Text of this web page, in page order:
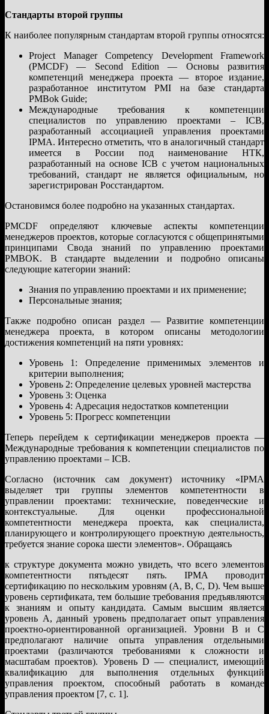
Стандарты второй группы
К наиболее популярным стандартам второй группы относятся:
Project Manager Competency Development Framework
(PMCDF) — Second Edition — Основы развития
компетенций менеджера проекта — второе издание,
разработанное институтом PMI на базе стандарта
PMBok Guide;
Международные требования к компетенции
специалистов по управлению проектами – ICB,
разработанный ассоциацией управления проектами
IPMA. Интересно отметить, что в аналогичный стандарт
имеется в России под наименование НТК,
разработанный на основе ICB с учетом национальных
требований, стандарт не является официальным, но
зарегистрирован Росстандартом.
Остановимся более подробно на указанных стандартах.
PMCDF определяют ключевые аспекты компетенции
менеджеров проектов, которые согласуются с общепринятыми
принципами Свода знаний по управлению проектами
PMBOK. В стандарте выделении и подробно описаны
следующие категории знаний:
Знания по управлению проектами и их применение;
Персональные знания;
Также подробно описан раздел — Развитие компетенции
менеджера проекта, в котором описаны методологии
достижения компетенций на пяти уровнях:
Уровень 1: Определение применимых элементов и
критерии выполнения;
Уровень 2: Определение целевых уровней мастерства
Уровень 3: Оценка
Уровень 4: Адресация недостатков компетенции
Уровень 5: Прогресс компетенции
Теперь перейдем к сертификации менеджеров проекта —
Международные требования к компетенции специалистов по
управлению проектами – ICB.
Согласно (источник сам документ) источнику «IPMA
выделяет три группы элементов компетентности в
управлении проектами: технические, поведенческие и
контекстуальные. Для оценки профессиональной
компетентности менеджера проекта, как специалиста,
планирующего и контролирующего проектную деятельность,
требуется знание сорока шести элементов». Обращаясь
к структуре документа можно увидеть, что всего элементов
компетентности пятьдесят пять. IPMA проводит
сертификацию по нескольким уровням (A, B, C, D). Чем выше
уровень сертификата, тем большие требования предъявляются
к знаниям и опыту кандидата. Самым высшим является
уровень A, данный уровень предполагает опыт управления
проектно-ориентированной организацией. Уровни B и C
предполагают наличие опыта управления отдельными
проектами (различаются требованиями к сложности и
масштабам проектов). Уровень D — специалист, имеющий
квалификацию для выполнения отдельных функций
управления проектом, способный работать в команде
управления проектом [7, с. 1].